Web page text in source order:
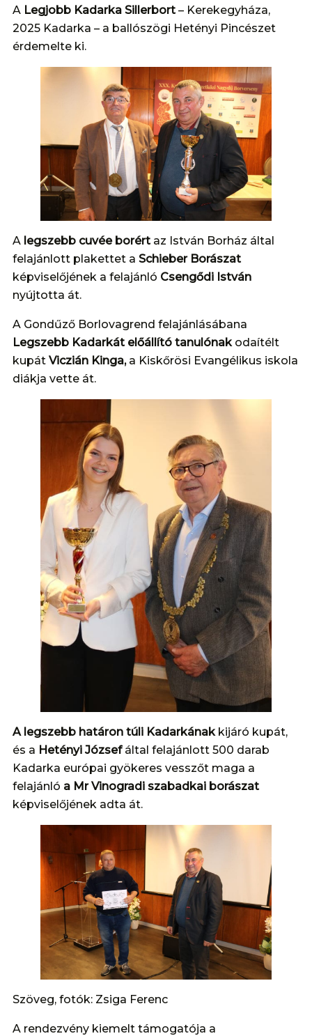
A Legjobb Kadarka Sillerbort – Kerekegyháza,
2025 Kadarka – a ballószögi Hetényi Pincészet
érdemelte ki.
A legszebb cuvée borért az István Borház által
felajánlott plakettet a Schieber Borászat
képviselőjének a felajánló Csengődi István
nyújtotta át.
A Gondűző Borlovagrend felajánlásábana
Legszebb Kadarkát előállító tanulónakodaítélt
kupát Viczián Kinga,a Kiskőrösi Evangélikus iskola
diákja vette át.
A legszebb határon túli Kadarkánakkijáró kupát,
és a Hetényi Józsefáltal felajánlott 500 darab
Kadarka európai gyökeres vesszőt maga a
felajánló a Mr Vinogradi szabadkai borászat
képviselőjének adta át.
Szöveg, fotók: Zsiga Ferenc
A rendezvény kiemelt támogatója a